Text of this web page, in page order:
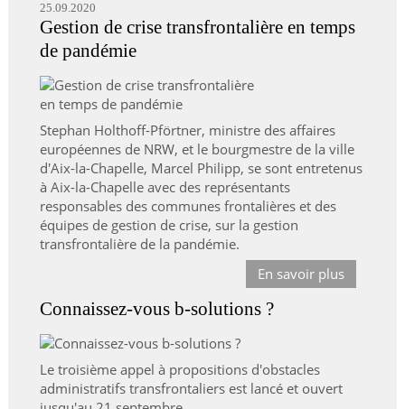
25.09.2020
Gestion de crise transfrontalière en temps
de pandémie
Stephan Holthoff-Pförtner, ministre des affaires
européennes de NRW, et le bourgmestre de la ville
d'Aix-la-Chapelle, Marcel Philipp, se sont entretenus
à Aix-la-Chapelle avec des représentants
responsables des communes frontalières et des
équipes de gestion de crise, sur la gestion
transfrontalière de la pandémie.
En savoir plus
Connaissez-vous b-solutions ?
Le troisième appel à propositions d'obstacles
administratifs transfrontaliers est lancé et ouvert